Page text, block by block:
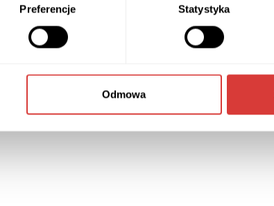
Preferencje Statystyka
Odmowa